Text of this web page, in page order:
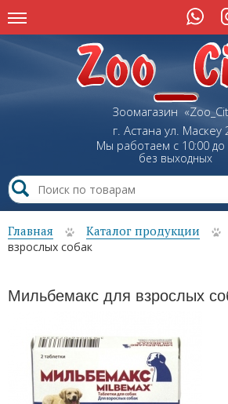
Зоомагазин
г. Астана ул. Маскеу
Мы работаем с 10:00 до
без выходных
Главная Каталог продукции
взрослых собак
Мильбемакс для взрослых